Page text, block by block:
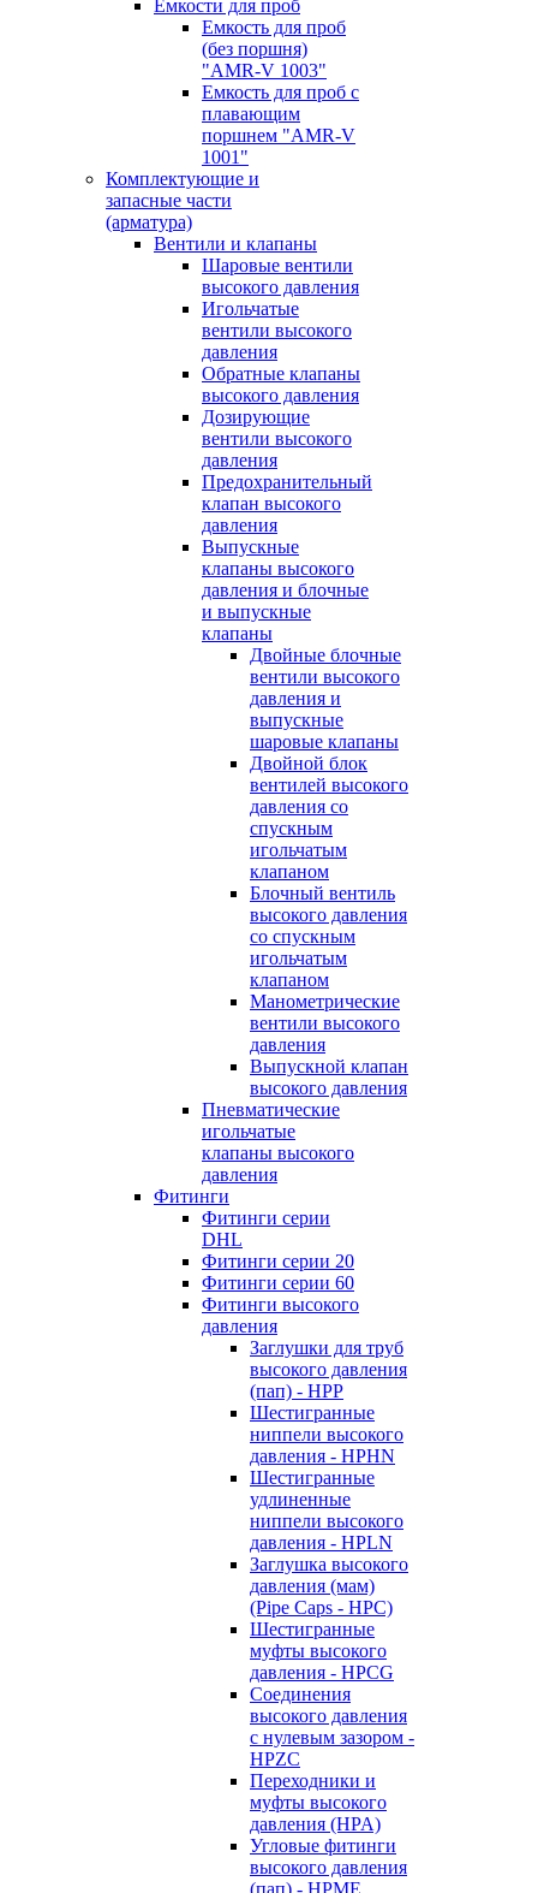
Емкости для проб
Емкость для проб
(без поршня)
"AMR-V 1003"
Емкость для проб с
плавающим
поршнем "AMR-V
1001"
Комплектующие и
запасные части
(арматура)
Вентили и клапаны
Шаровые вентили
высокого давления
Игольчатые
вентили высокого
давления
Обратные клапаны
высокого давления
Дозирующие
вентили высокого
давления
Предохранительный
клапан высокого
давления
Выпускные
клапаны высокого
давления и блочные
и выпускные
клапаны
Двойные блочные
вентили высокого
давления и
выпускные
шаровые клапаны
Двойной блок
вентилей высокого
давления со
спускным
игольчатым
клапаном
Блочный вентиль
высокого давления
со спускным
игольчатым
клапаном
Манометрические
вентили высокого
давления
Выпускной клапан
высокого давления
Пневматические
игольчатые
клапаны высокого
давления
Фитинги
Фитинги серии
DHL
Фитинги серии 20
Фитинги серии 60
Фитинги высокого
давления
Заглушки для труб
высокого давления
(пап) - HPP
Шестигранные
ниппели высокого
давления - HPHN
Шестигранные
удлиненные
ниппели высокого
давления - HPLN
Заглушка высокого
давления (мам)
(Pipe Caps - HPC)
Шестигранные
муфты высокого
давления - HPCG
Соединения
высокого давления
с нулевым зазором -
HPZC
Переходники и
муфты высокого
давления (HPA)
Угловые фитинги
высокого давления
(пап) - HPME